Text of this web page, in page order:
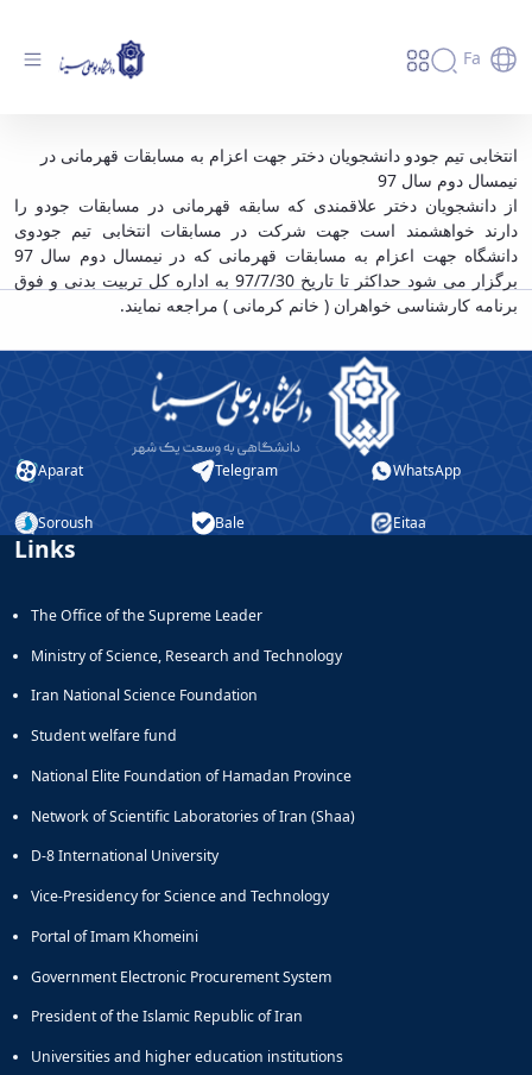
Fa
انتخابی تیم جودو دانشجویان دختر دانشگاه -
انتخابی تیم جودو دانشجویان دختر جهت اعزام به مسابقات قهرمانی در
نیمسال دوم سال 97
از دانشجویان دختر علاقمندی که سابقه قهرمانی در مسابقات جودو را
دارند خواهشمند است جهت شرکت در مسابقات انتخابی تیم جودوی
دانشگاه جهت اعزام به مسابقات قهرمانی که در نیمسال دوم سال 97
برگزار می شود حداکثر تا تاریخ 97/7/30 به اداره کل تربیت بدنی و فوق
برنامه کارشناسی خواهران ( خانم کرمانی ) مراجعه نمایند.
Aparat Telegram WhatsApp
Soroush Bale Eitaa
Links
The Office of the Supreme Leader
Ministry of Science, Research and Technology
Iran National Science Foundation
Student welfare fund
National Elite Foundation of Hamadan Province
Network of Scientific Laboratories of Iran (Shaa)
D-8 International University
Vice-Presidency for Science and Technology
Portal of Imam Khomeini
Government Electronic Procurement System
President of the Islamic Republic of Iran
Universities and higher education institutions